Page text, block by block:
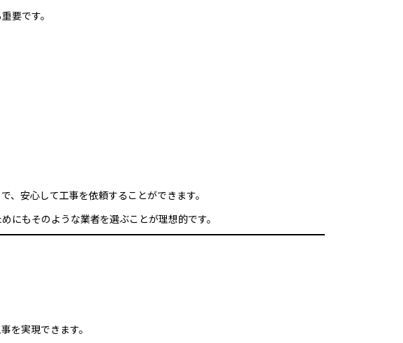
要です。
安心して工事を依頼することができます。
にもそのような業者を選ぶことが理想的です。
を実現できます。